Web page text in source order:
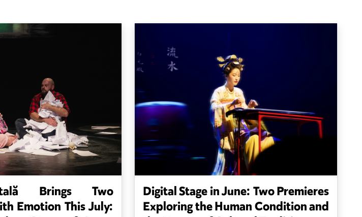
Brings Two
Emotion This July:
Digital Stage in June: Two Premieres
Exploring the Human Condition and